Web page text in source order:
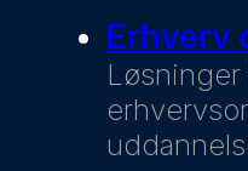
Erhverv
Løsninger